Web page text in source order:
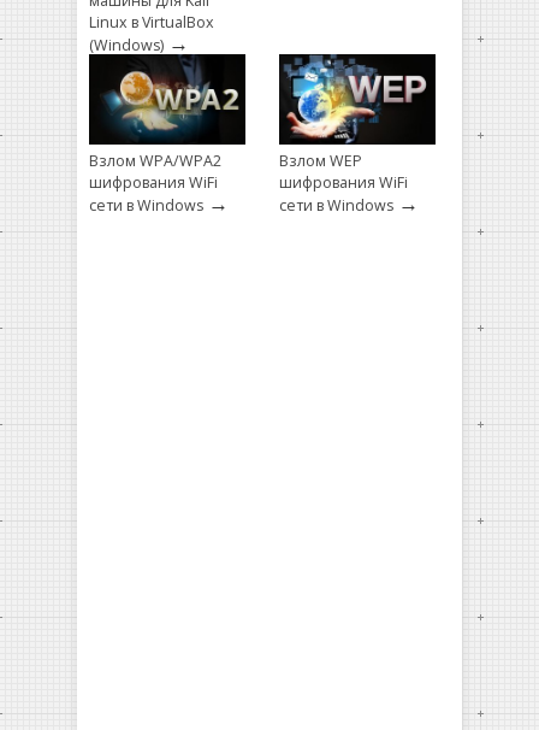
Linux в VirtualBox
(Windows) →
Взлом WPA/WPA2
шифрования WiFi
сети в Windows →
Взлом WEP
шифрования WiFi
сети в Windows →